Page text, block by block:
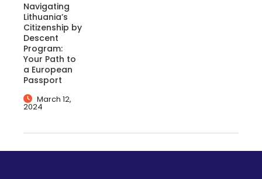
Navigating
Lithuania’s
Citizenship by
Descent
Program:
Your Path to
a European
Passport
March 12,
2024